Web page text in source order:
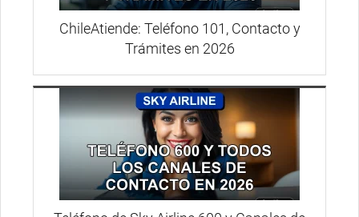
ChileAtiende: Teléfono 101, Contacto y
Trámites en 2026